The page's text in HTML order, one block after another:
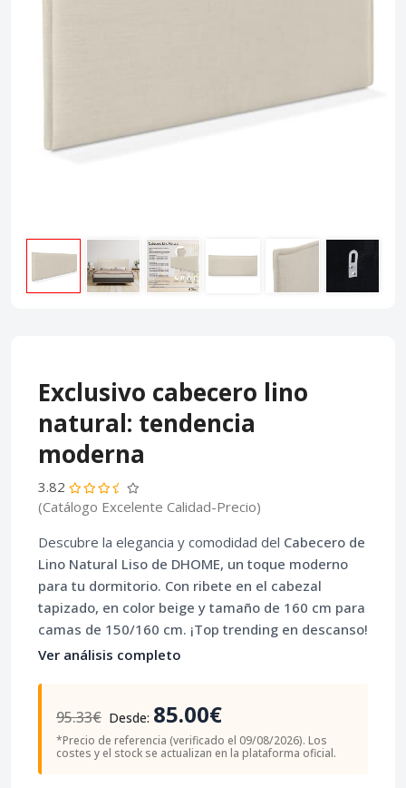
Exclusivo cabecero lino
natural: tendencia
moderna
3.82
(Catálogo Excelente Calidad-Precio)
Descubre la elegancia y comodidad del Cabecero de
Lino Natural Liso de DHOME, un toque moderno
para tu dormitorio. Con ribete en el cabezal
tapizado, en color beige y tamaño de 160 cm para
camas de 150/160 cm. ¡Top trending en descanso!
Ver análisis completo
95.33€ Desde: 85.00€
*Precio de referencia (verificado el 09/08/2026). Los
costes y el stock se actualizan en la plataforma oficial.